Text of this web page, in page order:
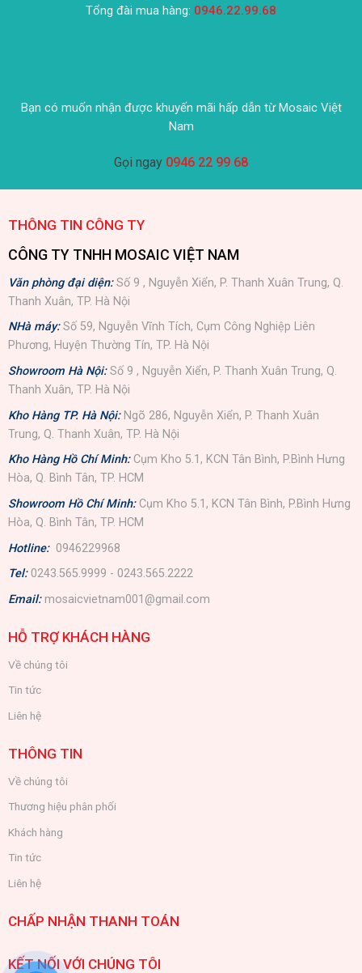
Tổng đài mua hàng: 0946.22.99.68
Bạn có muốn nhận được khuyến mãi hấp dẫn từ Mosaic Việt
Nam
Gọi ngay 0946 22 99 68
THÔNG TIN CÔNG TY
CÔNG TY TNHH MOSAIC VIỆT NAM
Văn phòng đại diện:Số 9 , Nguyễn Xiển, P. Thanh Xuân Trung, Q.
Thanh Xuân, TP. Hà Nội
NHà máy: Số 59, Nguyễn Vĩnh Tích, Cụm Công Nghiệp Liên
Phương, Huyện Thường Tín, TP. Hà Nội
Showroom Hà Nội: Số 9 , Nguyễn Xiển, P. Thanh Xuân Trung, Q.
Thanh Xuân, TP. Hà Nội
Kho Hàng TP. Hà Nội: Ngõ 286, Nguyễn Xiển, P. Thanh Xuân
Trung, Q. Thanh Xuân, TP. Hà Nội
Kho Hàng Hồ Chí Minh: Cụm Kho 5.1, KCN Tân Bình, P.Bình Hưng
Hòa, Q. Bình Tân, TP. HCM
Showroom Hồ Chí Minh: Cụm Kho 5.1, KCN Tân Bình, P.Bình Hưng
Hòa, Q. Bình Tân, TP. HCM
Hotline: 0946229968
Tel: 0243.565.9999 - 0243.565.2222
Email: mosaicvietnam001@gmail.com
HỖ TRỢ KHÁCH HÀNG
Về chúng tôi
Tin tức
Liên hệ
THÔNG TIN
Về chúng tôi
Thương hiệu phân phối
Khách hàng
Tin tức
Liên hệ
CHẤP NHẬN THANH TOÁN
KẾT NỐI VỚI CHÚNG TÔI